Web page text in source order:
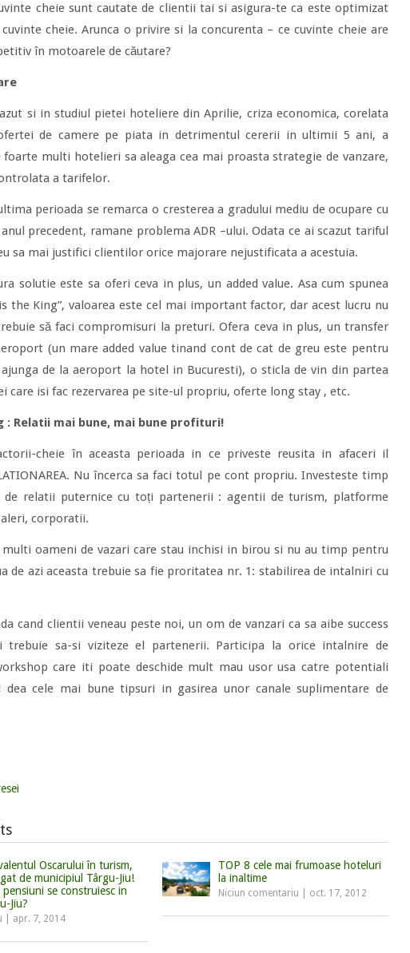
cheie sunt cautate de clientii tai si asigura-te ca este optimizat
cheie. Arunca o privire si la concurenta – ce cuvinte cheie are
în motoarele de căutare?
si in studiul pietei hoteliere din Aprilie, criza economica, corelata
de camere pe piata in detrimentul cererii in ultimii 5 ani, a
multi hotelieri sa aleaga cea mai proasta strategie de vanzare,
a tarifelor.
perioada se remarca o cresterea a gradului mediu de ocupare cu
precedent, ramane problema ADR –ului. Odata ce ai scazut tariful
sa mai justifici clientilor orice majorare nejustificata a acestuia.
solutie este sa oferi ceva in plus, un added value. Asa cum spunea
the King”, valoarea este cel mai important factor, dar acest lucru nu
să faci compromisuri la preturi. Ofera ceva in plus, un transfer
(un mare added value tinand cont de cat de greu este pentru
de la aeroport la hotel in Bucuresti), o sticla de vin din partea
care isi fac rezervarea pe site-ul propriu, oferte long stay , etc.
: Relatii mai bune, mai bune profituri!
cheie în aceasta perioada in ce priveste reusita in afaceri il
Nu încerca sa faci totul pe cont propriu. Investeste timp
de relatii puternice cu toți partenerii : agentii de turism, platforme
corporatii.
multi oameni de vazari care stau inchisi in birou si nu au timp pentru
de azi aceasta trebuie sa fie proritatea nr. 1: stabilirea de intalniri cu
cand clientii veneau peste noi, un om de vanzari ca sa aibe success
trebuie sa-si viziteze el partenerii. Participa la orice intalnire de
care iti poate deschide mult mau usor usa catre potentiali
cele mai bune tipsuri in gasirea unor canale suplimentare de
Oscarului în turism,
de municipiul Târgu-Jiu!
pensiuni se construiesc in
Jiu?
apr. 7, 2014
TOP 8 cele mai frumoase hoteluri
la inaltime
Niciun comentariu oct. 17, 2012